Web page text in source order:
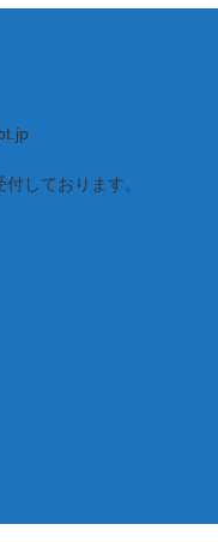
付しております。